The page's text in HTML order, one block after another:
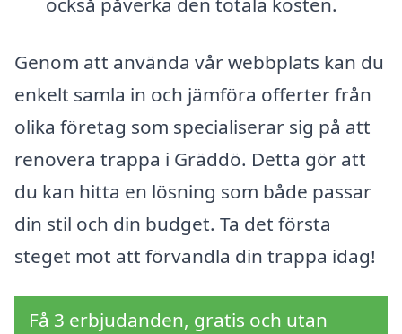
Genom att använda vår webbplats kan du
enkelt samla in och jämföra offerter från
olika företag som specialiserar sig på att
renovera trappa i Gräddö. Detta gör att
du kan hitta en lösning som både passar
din stil och din budget. Ta det första
steget mot att förvandla din trappa idag!
Få 3 erbjudanden, gratis och utan